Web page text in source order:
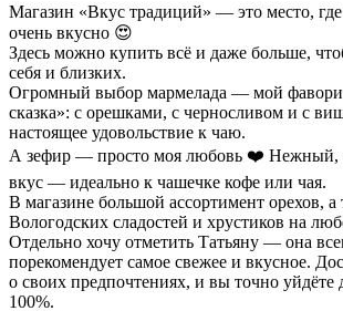
Магазин «Вкус традиций» — это место, где
очень вкусно 😍
Здесь можно купить всё и даже больше,
себя и близких.
Огромный выбор мармелада — мой
сказка»: с орешками, с черносливом и с
настоящее удовольствие к чаю.
А зефир — просто моя любовь ❤️ Нежный,
вкус — идеально к чашечке кофе или чая.
В магазине большой ассортимент орехов, а
Вологодских сладостей и хрустиков на
Отдельно хочу отметить Татьяну — она
порекомендует самое свежее и вкусное.
о своих предпочтениях, и вы точно уйдёте
100%.